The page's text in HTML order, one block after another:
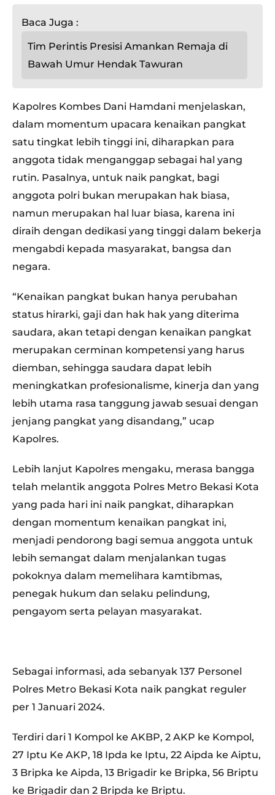
Baca Juga :
Tim Perintis Presisi Amankan Remaja di
Bawah Umur Hendak Tawuran
Kapolres Kombes Dani Hamdani menjelaskan,
dalam momentum upacara kenaikan pangkat
satu tingkat lebih tinggi ini, diharapkan para
anggota tidak menganggap sebagai hal yang
rutin. Pasalnya, untuk naik pangkat, bagi
anggota polri bukan merupakan hak biasa,
namun merupakan hal luar biasa, karena ini
diraih dengan dedikasi yang tinggi dalam bekerja
mengabdi kepada masyarakat, bangsa dan
negara.
“Kenaikan pangkat bukan hanya perubahan
status hirarki, gaji dan hak hak yang diterima
saudara, akan tetapi dengan kenaikan pangkat
merupakan cerminan kompetensi yang harus
diemban, sehingga saudara dapat lebih
meningkatkan profesionalisme, kinerja dan yang
lebih utama rasa tanggung jawab sesuai dengan
jenjang pangkat yang disandang,” ucap
Kapolres.
Lebih lanjut Kapolres mengaku, merasa bangga
telah melantik anggota Polres Metro Bekasi Kota
yang pada hari ini naik pangkat, diharapkan
dengan momentum kenaikan pangkat ini,
menjadi pendorong bagi semua anggota untuk
lebih semangat dalam menjalankan tugas
pokoknya dalam memelihara kamtibmas,
penegak hukum dan selaku pelindung,
pengayom serta pelayan masyarakat.
Sebagai informasi, ada sebanyak 137 Personel
Polres Metro Bekasi Kota naik pangkat reguler
per 1 Januari 2024.
Terdiri dari 1 Kompol ke AKBP, 2 AKP ke Kompol,
27 Iptu Ke AKP, 18 Ipda ke Iptu, 22 Aipda ke Aiptu,
3 Bripka ke Aipda, 13 Brigadir ke Bripka, 56 Briptu
ke Brigadir dan 2 Bripda ke Briptu.